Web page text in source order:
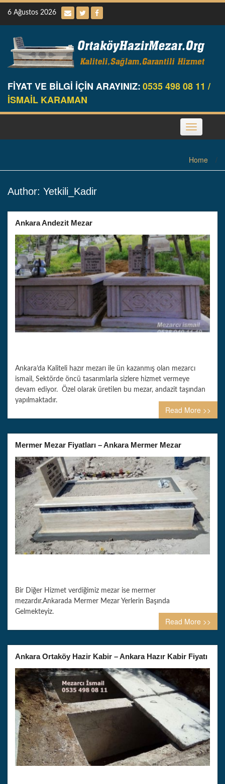
Skip
content
6 Ağustos 2026
FİYAT VE BİLGİ İÇİN ARAYINIZ:0535 498 08 11 /
İSMAİL KARAMAN
Toggle
navigation
Home /
Author: Yetkili_Kadir
Ankara Andezit Mezar
Ankara’da Kaliteli hazır mezarı ile ün kazanmış olan mezarcı
ismail, Sektörde öncü tasarımlarla sizlere hizmet vermeye
devam ediyor. Özel olarak üretilen bu mezar, andazit taşından
yapılmaktadır.
Read More >>
Mermer Mezar Fiyatları – Ankara Mermer Mezar
Bir Diğer Hizmet verdiğimiz mezar ise mermer
mezardır.Ankarada Mermer Mezar Yerlerin Başında
Gelmekteyiz.
Read More >>
Ankara Ortaköy Hazir Kabir – Ankara Hazır Kabir Fiyatı